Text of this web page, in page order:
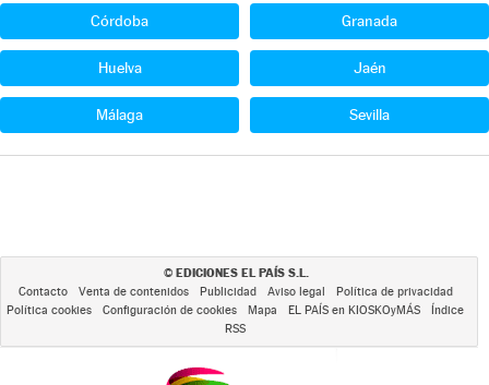
Córdoba Granada
Huelva Jaén
Málaga Sevilla
© EDICIONES EL PAÍS S.L.
Contacto Venta de contenidos Publicidad Aviso legal
Política de privacidad
Política cookies
Configuración de cookies Mapa EL PAÍS en KIOSKOyMÁS
Índice
RSS